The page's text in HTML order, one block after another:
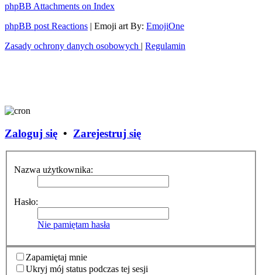
phpBB Attachments on Index
phpBB post Reactions | Emoji art By: EmojiOne
Zasady ochrony danych osobowych | Regulamin
Zaloguj się • Zarejestruj się
Nazwa użytkownika:
Hasło:
Nie pamiętam hasła
Zapamiętaj mnie
Ukryj mój status podczas tej sesji